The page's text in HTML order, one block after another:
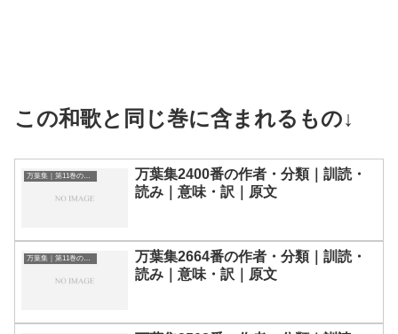
この和歌と同じ巻に含まれるもの↓
万葉集｜第11巻の和歌一覧
万葉集2400番の作者・分類｜訓読・
読み｜意味・訳｜原文
万葉集｜第11巻の和歌一覧
万葉集2664番の作者・分類｜訓読・
読み｜意味・訳｜原文